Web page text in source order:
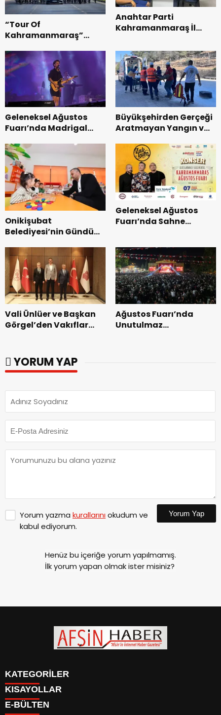
“Tour Of
Kahramanmaraş”
Bisikleti Turnuvası
Tamamlandı.
Anahtar Parti
Kahramanmaraş İl
Teşkilatı ile buluştu.
Geleneksel Ağustos
Fuarı’nda Madrigal
Büyükşehirden Gerçeği
Aratmayan Yangın ve
Onikişubat
Belediyesi’nin Gündüz
dönemin ön kayıtları
başladı.
Geleneksel Ağustos
Fuarı’nda Sahne
Vali Ünlüer ve Başkan
Görgel’den Vakıflar
Ağustos Fuarı’nda
Unutulmaz
YORUM YAP
Yorum yazma kurallarınıokudum ve
kabul ediyorum.
Yorum Yap
Henüz bu içeriğe yorum yapılmamış.
İlk yorum yapan olmak ister misiniz?
KATEGORİLER
SİYASET
EĞİTİM
KISAYOLLAR
E-BÜLTEN